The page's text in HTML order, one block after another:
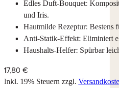
Edles Duft-Bouquet:
und Iris.
Hautmilde Rezeptur: Bestens
Anti-Statik-Effekt: Eliminiert
Haushalts-Helfer: Spürbar
17,80 €
Inkl. 19% Steuern zzgl.